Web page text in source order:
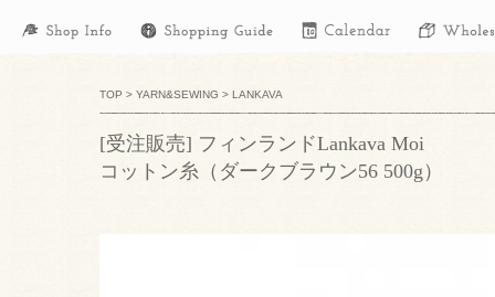
TOP > YARN&SEWING > LANKAVA
[受注販売] フィンランドLankava Moi
コットン糸（ダークブラウン56 500g）